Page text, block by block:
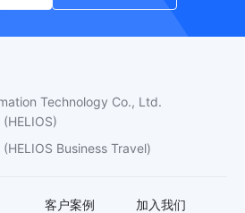
Technology Co., Ltd.
(HELIOS)
(HELIOS Business Travel)
客户案例 加入我们